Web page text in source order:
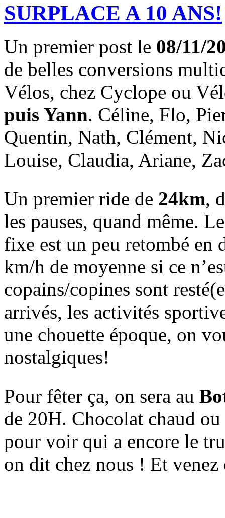
SURPLACE A 10 ANS!
Un premier post le 08/11/
de belles conversions
Vélos, chez Cyclope ou
puis Yann. Céline, Flo,
Quentin, Nath, Clément,
Louise, Claudia, Ariane,
Un premier ride de 24km,
les pauses, quand même.
fixe est un peu retombé en
km/h de moyenne si ce
copains/copines sont
arrivés, les activités
une chouette époque, on
nostalgiques!
Pour fêter ça, on sera au
de 20H. Chocolat chaud
pour voir qui a encore le
on dit chez nous ! Et